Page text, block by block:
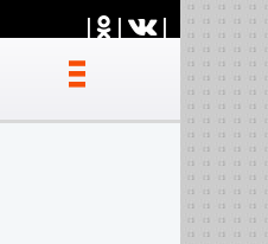
| | |